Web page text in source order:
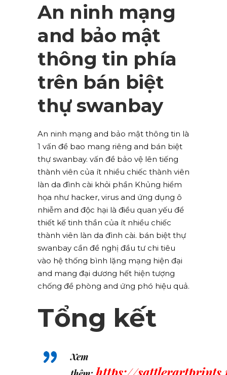
An ninh mạng
and bảo mật
thông tin phía
trên bán biệt
thự swanbay
An ninh mạng and bảo mật thông tin là
1 vấn đề bao mang riêng and bán biệt
thự swanbay. vấn đề bảo vệ lên tiếng
thành viên của ít nhiều chiếc thành viên
làn da đình cài khỏi phần Khủng hiểm
họa như hacker, virus and ứng dụng ô
nhiễm and độc hại là điều quan yếu để
thiết kế tinh thần của ít nhiều chiếc
thành viên làn da đình cài. bán biệt thự
swanbay cần đề nghị đầu tư chi tiêu
vào hệ thống bình lặng mạng hiện đại
and mang đại dương hết hiện tượng
chống đề phòng and ứng phó hiệu quả.
Tổng kết
Xem